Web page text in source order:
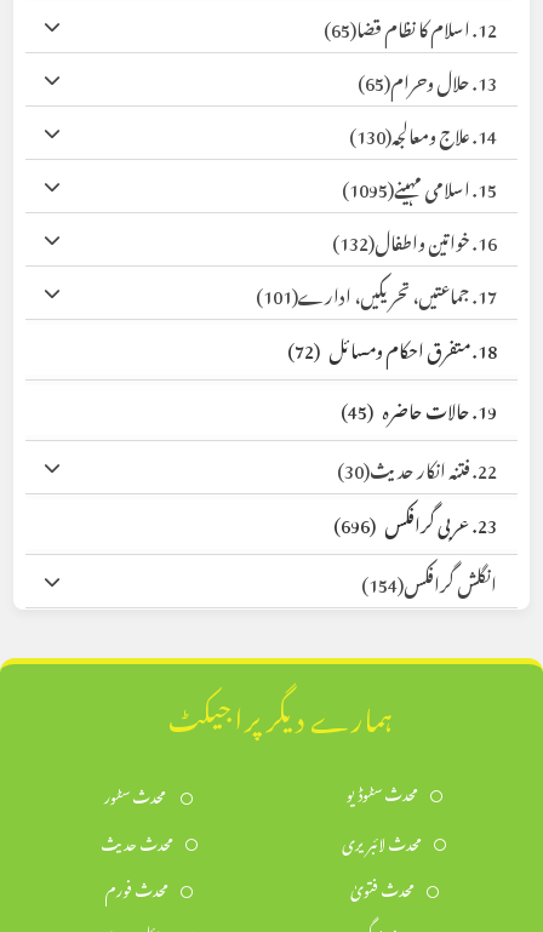
12. اسلام کا نظام قضا
(65)
13. حلال وحرام
(65)
14. علاج ومعالجہ
(130)
15. اسلامی مہینے
(1095)
16. خواتین واطفال
(132)
17. جماعتیں، تحریکیں، ادارے
(101)
18. متفرق احکام ومسائل
(72)
19. حالات حاضرہ
(45)
22. فتنہ انکار حدیث
(30)
23. عربی گرافکس
(696)
انگلش گرافکس(154)
ہمارے دیگر پراجیکٹ
محدث سٹوڈیو
محدث سٹور
محدث لائبریری
محدث حدیث
محدث فتویٰ
محدث فورم